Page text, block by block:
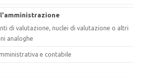
di valutazione, nuclei di valutazione o altri
analoghe
e contabile